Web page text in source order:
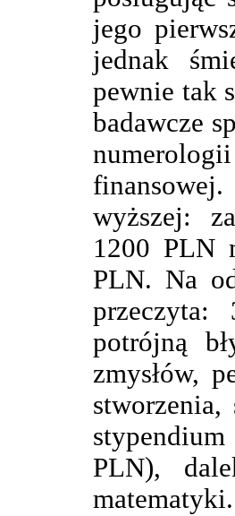
jego
jednak
pewnie tak
badawcze
wyższej:
1200 PLN
PLN. Na
potrójną
zmysłów,
PLN),
matematyki.